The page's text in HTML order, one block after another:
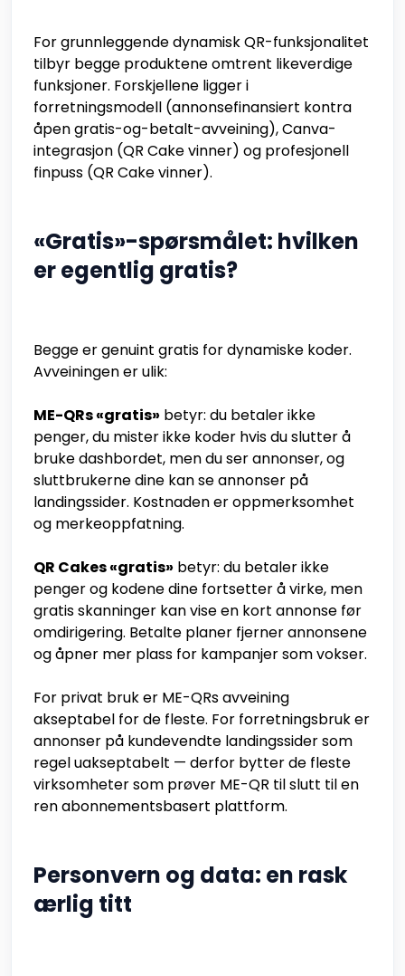
For grunnleggende dynamisk QR-funksjonalitet
tilbyr begge produktene omtrent likeverdige
funksjoner. Forskjellene ligger i
forretningsmodell (annonsefinansiert kontra
åpen gratis-og-betalt-avveining), Canva-
integrasjon (QR Cake vinner) og profesjonell
finpuss (QR Cake vinner).
«Gratis»-spørsmålet: hvilken
er egentlig gratis?
Begge er genuint gratis for dynamiske koder.
Avveiningen er ulik:
ME-QRs «gratis» betyr: du betaler ikke
penger, du mister ikke koder hvis du slutter å
bruke dashbordet, men du ser annonser, og
sluttbrukerne dine kan se annonser på
landingssider. Kostnaden er oppmerksomhet
og merkeoppfatning.
QR Cakes «gratis» betyr: du betaler ikke
penger og kodene dine fortsetter å virke, men
gratis skanninger kan vise en kort annonse før
omdirigering. Betalte planer fjerner annonsene
og åpner mer plass for kampanjer som vokser.
For privat bruk er ME-QRs avveining
akseptabel for de fleste. For forretningsbruk er
annonser på kundevendte landingssider som
regel uakseptabelt — derfor bytter de fleste
virksomheter som prøver ME-QR til slutt til en
ren abonnementsbasert plattform.
Personvern og data: en rask
ærlig titt